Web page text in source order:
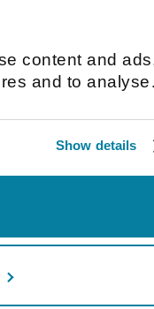
content and
and to analyse
media,
combine it with
Show details